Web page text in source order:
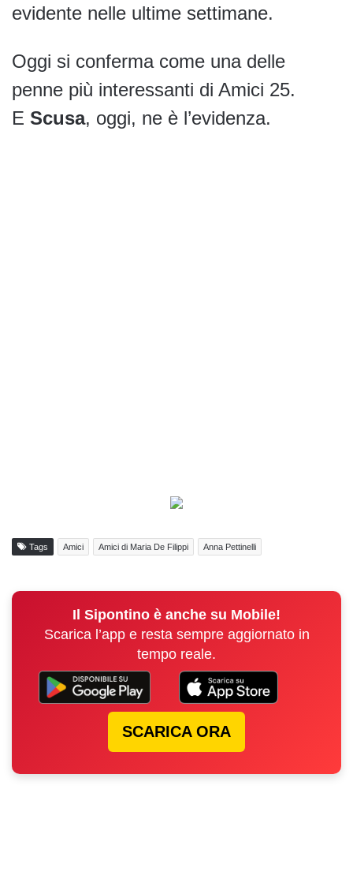
evidente nelle ultime settimane.
Oggi si conferma come una delle
penne più interessanti di Amici 25.
E Scusa, oggi, ne è l’evidenza.
Tags Amici Amici di Maria De Filippi Anna Pettinelli
Il Sipontino è anche su Mobile!
Scarica l’app e resta sempre aggiornato in
tempo reale.
SCARICA ORA